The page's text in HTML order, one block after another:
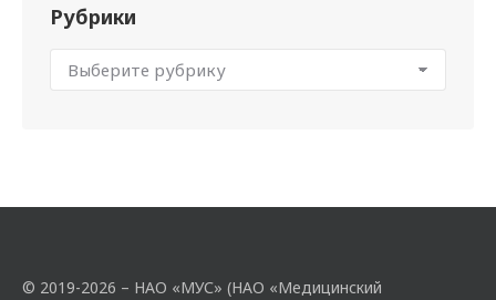
Рубрики
© 2019-2026 – НАО «МУС» (НАО «Медицинский